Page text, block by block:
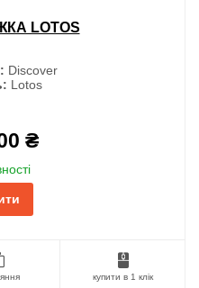
LOTOS
Discover
Lotos
₴
купити в 1 клік